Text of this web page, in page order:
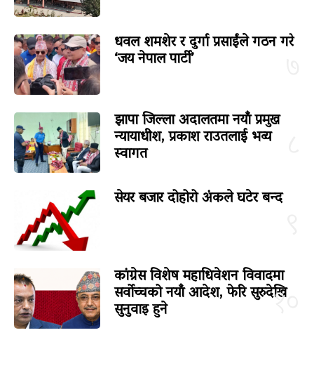
धवल शमशेर र दुर्गा प्रसाईंले गठन गरे
‘जय नेपाल पार्टी’
झापा जिल्ला अदालतमा नयाँ प्रमुख
न्यायाधीश, प्रकाश राउतलाई भव्य
स्वागत
सेयर बजार दोहोरो अंकले घटेर बन्द
१०
कांग्रेस विशेष महाधिवेशन विवादमा
सर्वोच्चको नयाँ आदेश, फेरि सुरुदेखि
सुनुवाइ हुने